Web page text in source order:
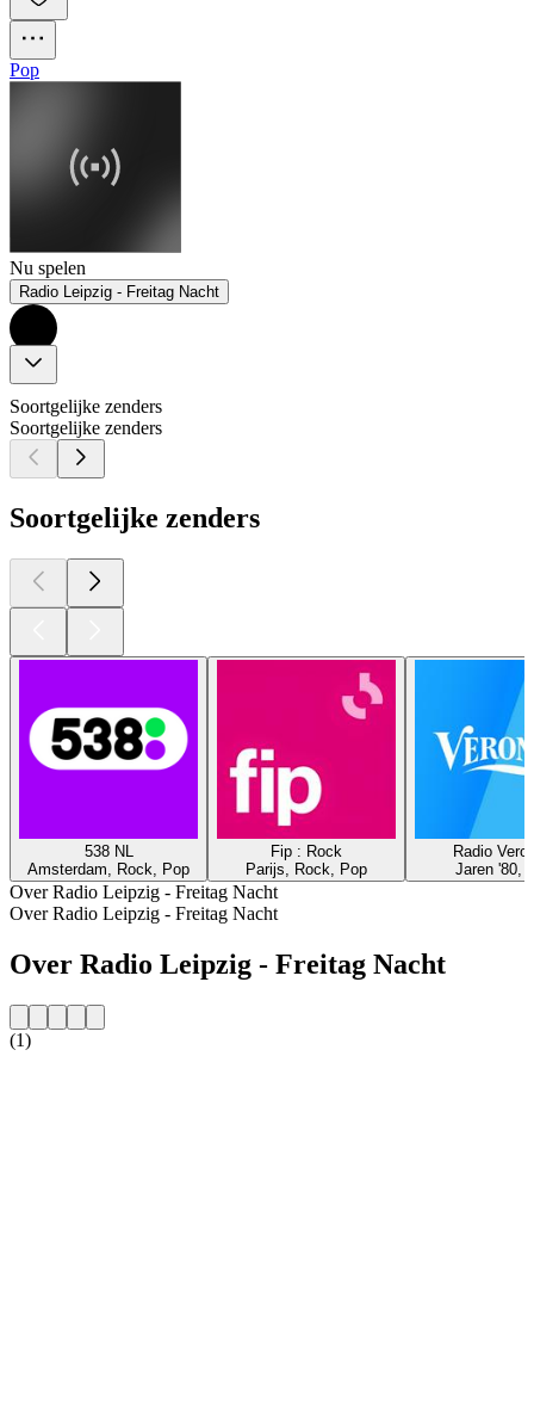
Pop
Nu spelen
Radio Leipzig - Freitag Nacht
Soortgelijke zenders
Soortgelijke zenders
Soortgelijke zenders
538 NL
Amsterdam, Rock, Pop
Fip : Rock
Parijs, Rock, Pop
Radio
Jaren '80,
Over Radio Leipzig - Freitag Nacht
Over Radio Leipzig - Freitag Nacht
Over Radio Leipzig - Freitag Nacht
(1)